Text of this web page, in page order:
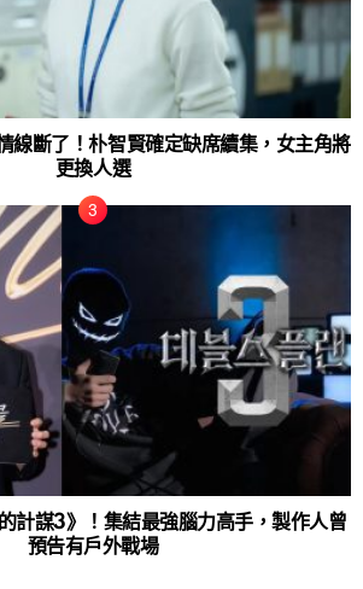
線斷了！朴智賢確定缺席續集，女主角將
更換人選
計謀3》！集結最強腦力高手，製作人曾
預告有戶外戰場